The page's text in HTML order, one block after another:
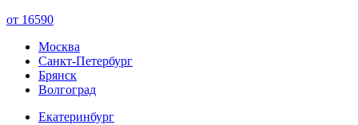
от 16590
Москва
Санкт-Петербург
Брянск
Волгоград
Екатеринбург